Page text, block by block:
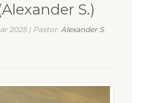
S.)
2025 | Pastor: Alexander S.